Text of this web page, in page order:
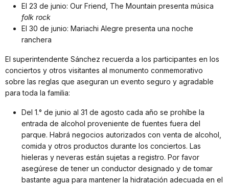
El 23 de junio: Our Friend, The Mountain presenta música
folk rock
El 30 de junio: Mariachi Alegre presenta una noche
ranchera
El superintendente Sánchez recuerda a los participantes en los
conciertos y otros visitantes al monumento conmemorativo
sobre las reglas que aseguran un evento seguro y agradable
para toda la familia:
Del 1.° de junio al 31 de agosto cada año se prohíbe la
entrada de alcohol proveniente de fuentes fuera del
parque. Habrá negocios autorizados con venta de alcohol,
comida y otros productos durante los conciertos. Las
hieleras y neveras están sujetas a registro. Por favor
asegúrese de tener un conductor designado y de tomar
bastante agua para mantener la hidratación adecuada en el